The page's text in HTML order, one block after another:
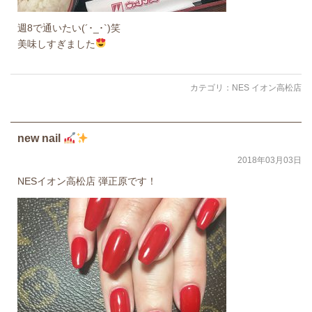
週8で通いたい(´･_･`)笑
美味しすぎました
カテゴリ： NES イオン高松店
new nail
2018年03月03日
NESイオン高松店 弾正原です！